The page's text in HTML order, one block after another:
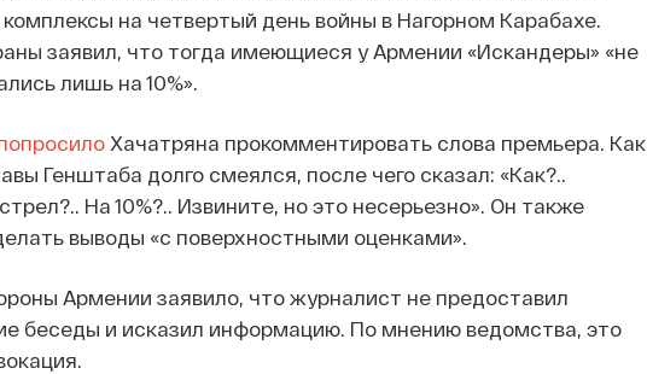
на четвертый день войны в Нагорном Карабахе.
заявил, что тогда имеющиеся у Армении «Искандеры» «не
лишь на 10%».
Хачатряна прокомментировать слова премьера. Как
Генштаба долго смеялся, после чего сказал: «Как?..
На 10%?.. Извините, но это несерьезно». Он также
выводы «с поверхностными оценками».
Армении заявило, что журналист не предоставил
беседы и исказил информацию. По мнению ведомства, это